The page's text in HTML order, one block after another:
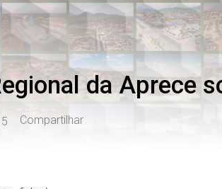
da Aprece
Compartilhar